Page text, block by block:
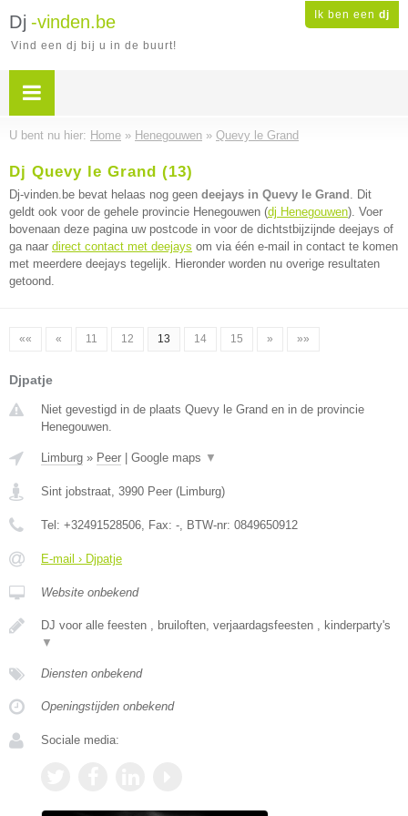
Ik ben een dj
Dj -vinden.be
Vind een dj bij u in de buurt!
U bent nu hier: Home » Henegouwen » Quevy le Grand
Dj Quevy le Grand (13)
Dj-vinden.be bevat helaas nog geen deejays in Quevy le Grand . Dit
geldt ook voor de gehele provincie Henegouwen (dj Henegouwen). Voer
bovenaan deze pagina uw postcode in voor de dichtstbijzijnde deejays of
ga naar direct contact met deejays om via één e-mail in contact te komen
met meerdere deejays tegelijk. Hieronder worden nu overige resultaten
getoond.
«« « 11 12 13 14 15 » »»
Djpatje
Niet gevestigd in de plaats Quevy le Grand en in de provincie
Henegouwen.
Limburg » Peer Google maps ▼
Sint jobstraat, 3990 Peer (Limburg)
Tel: +32491528506, Fax: -, BTW-nr: 0849650912
E-mail › Djpatje
Website onbekend
DJ voor alle feesten , bruiloften, verjaardagsfeesten , kinderparty's
▼
Diensten onbekend
Openingstijden onbekend
Sociale media: